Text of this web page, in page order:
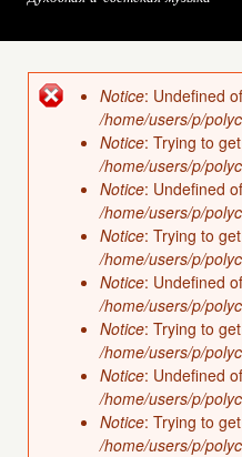
Сообщение об
Notice: Undefined
/home/users/p/
Notice: Trying to
/home/users/p/
Notice: Undefined
/home/users/p/
Notice: Trying to
/home/users/p/
Notice: Undefined
/home/users/p/
Notice: Trying to
/home/users/p/
Notice: Undefined
/home/users/p/
Notice: Trying to
/home/users/p/